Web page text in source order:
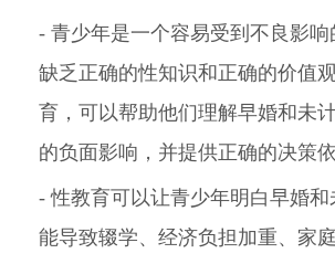
- 青少年是一个容易受到不良影响
缺乏正确的性知识和正确的价值
育，可以帮助他们理解早婚和未
的负面影响，并提供正确的决策依
- 性教育可以让青少年明白早婚和
能导致辍学、经济负担加重、家